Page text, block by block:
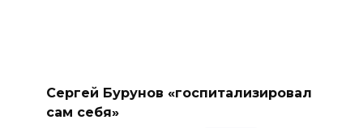
Сергей Бурунов «госпитализировал
сам себя»